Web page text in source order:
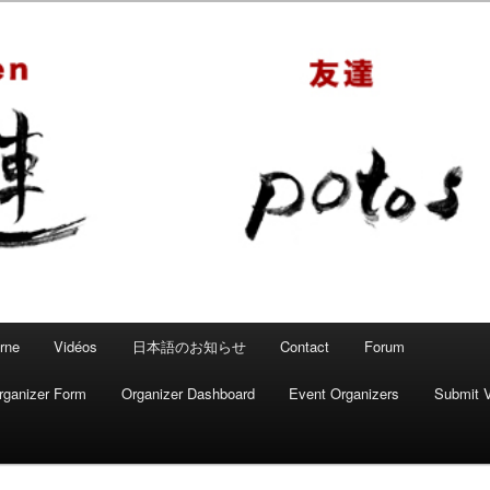
Mahjong convivial
Vidéos 日本語のお知らせ Contact Forum
Form Organizer Dashboard Event Organizers Submit